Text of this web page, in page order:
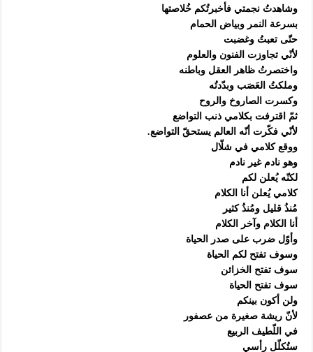
وشاهدتُ نجمتي فأخبرتُكم خُلاصتها
بسرعة النمر وبياض الحمام
حتّى تعبتُ وغضبت
لأنّي تجاوزت الفنون والعلوم
واختصرتُ ظاهر العقل وباطنه
وملكتُ العَصَب وبدّدتُه
وكسرت الصاروخ والروح
ثمّ اقترفت بكلامي ذنب التواضع
لأنّي فكّرت أنّه العالم يستحقّ التواضع.
ووقع كلامي في شلّال
وهو نادم غير نادم
لكنّه يُعلن لكم
كلامي يُعلن أنا الكلام
مُنذُ قليل ومُنذُ كثير
أنا الكلام وآخر الكلام
وأوّل ضرب على صدر الحياة
وسوف تفتح لكم الحياة
سوف تفتح الخزائن
سوف تفتح الحياة
ولن أكون بينكم
لأنّ ريشة صغيرة من عصفور
في اللّطيف الربيع
ستُكلّل رأسي